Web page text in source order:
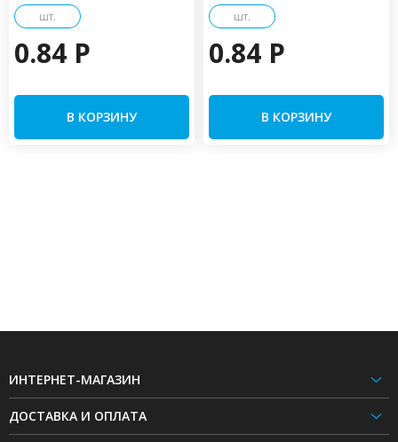
шт.
0.84 P
В КОРЗИНУ
шт.
0.84 P
В КОРЗИНУ
ИНТЕРНЕТ-МАГАЗИН
ДОСТАВКА И ОПЛАТА